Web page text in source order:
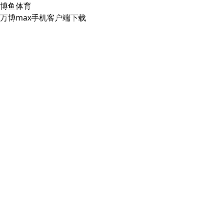
博鱼体育
万博max手机客户端下载